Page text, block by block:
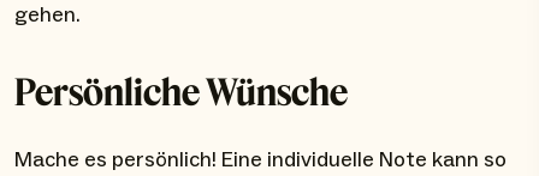
gehen.
Persönliche Wünsche
Mache es persönlich! Eine individuelle Note kann so